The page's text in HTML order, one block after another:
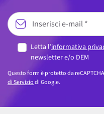
Letta l’informativa
newsletter e/o DEM
Questo form è protetto da
di Serviziodi Google.